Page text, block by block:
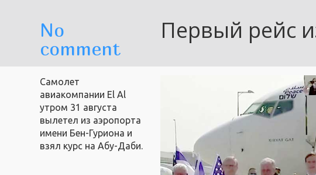
No
comment
Первый рейс
Самолет
авиакомпании El Al
утром 31 августа
вылетел из аэропорта
имени Бен-Гуриона и
взял курс на Абу-Даби.